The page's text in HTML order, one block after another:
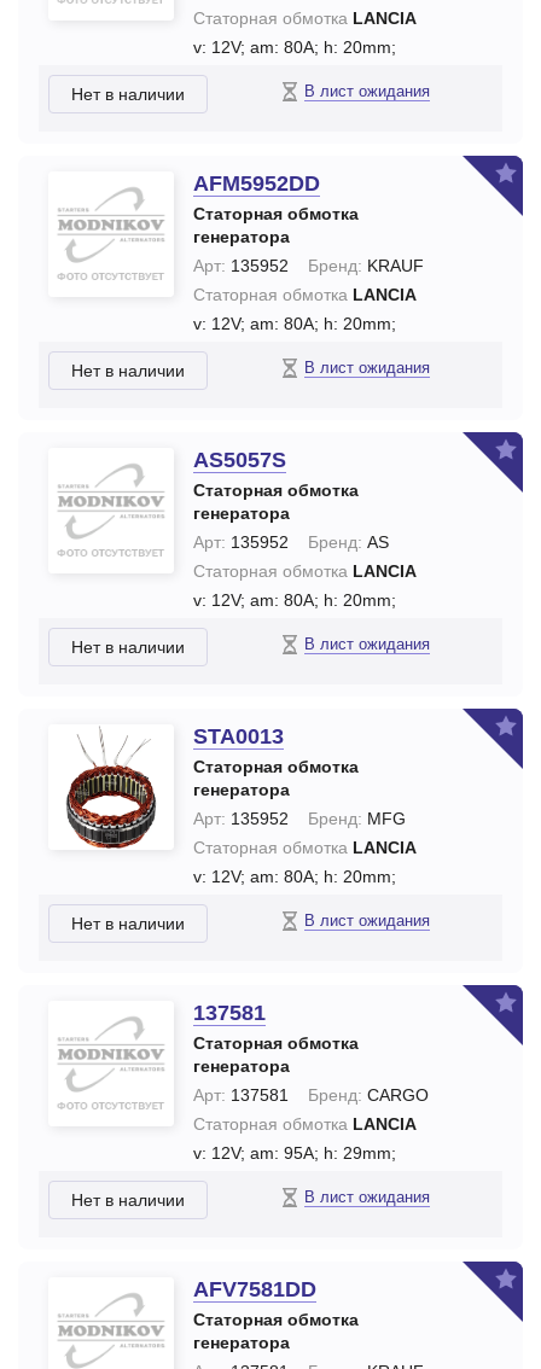
Статорная обмотка LANCIA
v: 12V; am: 80A; h: 20mm;
Нет в наличии В лист ожидания
AFM5952DD
Статорная обмотка
генератора
Арт: 135952 Бренд: KRAUF
Статорная обмотка LANCIA
v: 12V; am: 80A; h: 20mm;
Нет в наличии В лист ожидания
AS5057S
Статорная обмотка
генератора
Арт: 135952 Бренд: AS
Статорная обмотка LANCIA
v: 12V; am: 80A; h: 20mm;
Нет в наличии В лист ожидания
STA0013
Статорная обмотка
генератора
Арт: 135952 Бренд: MFG
Статорная обмотка LANCIA
v: 12V; am: 80A; h: 20mm;
Нет в наличии В лист ожидания
137581
Статорная обмотка
генератора
Арт: 137581 Бренд: CARGO
Статорная обмотка LANCIA
v: 12V; am: 95A; h: 29mm;
Нет в наличии В лист ожидания
AFV7581DD
Статорная обмотка
генератора